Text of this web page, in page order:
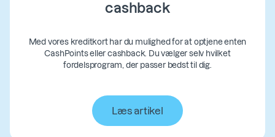
cashback
Med vores kreditkort har du mulighed for at optjene enten
CashPoints eller cashback. Du vælger selv hvilket
fordelsprogram, der passer bedst til dig.
Læs artikel